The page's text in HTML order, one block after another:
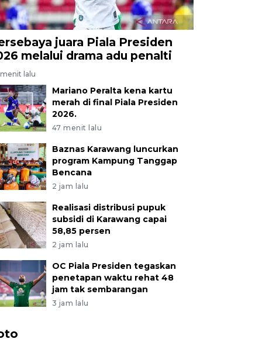
juara Piala Presiden
melalui drama adu penalti
lalu
Mariano Peralta kena kartu
merah di final Piala Presiden
2026.
47 menit lalu
Baznas Karawang luncurkan
program Kampung Tanggap
Bencana
2 jam lalu
Realisasi distribusi pupuk
subsidi di Karawang capai
58,85 persen
2 jam lalu
OC Piala Presiden tegaskan
penetapan waktu rehat 48
jam tak sembarangan
3 jam lalu